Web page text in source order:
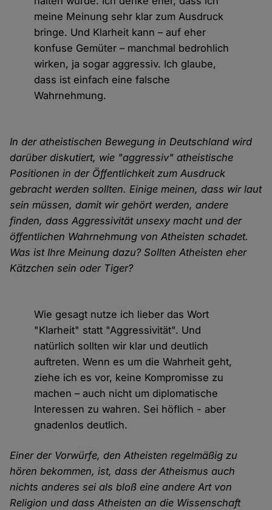
meine Meinung sehr klar zum Ausdruck
bringe. Und Klarheit kann – auf eher
konfuse Gemüter – manchmal bedrohlich
wirken, ja sogar aggressiv. Ich glaube,
dass ist einfach eine falsche
Wahrnehmung.
In der atheistischen Bewegung in Deutschland wird
darüber diskutiert, wie "aggressiv" atheistische
Positionen in der Öffentlichkeit zum Ausdruck
gebracht werden sollten. Einige meinen, dass wir laut
sein müssen, damit wir gehört werden, andere
finden, dass Aggressivität unsexy macht und der
öffentlichen Wahrnehmung von Atheisten schadet.
Was ist Ihre Meinung dazu? Sollten Atheisten eher
Kätzchen sein oder Tiger?
Wie gesagt nutze ich lieber das Wort
"Klarheit" statt "Aggressivität". Und
natürlich sollten wir klar und deutlich
auftreten. Wenn es um die Wahrheit geht,
ziehe ich es vor, keine Kompromisse zu
machen – auch nicht um diplomatische
Interessen zu wahren. Sei höflich - aber
gnadenlos deutlich.
Einer der Vorwürfe, den Atheisten regelmäßig zu
hören bekommen, ist, dass der Atheismus auch
nichts anderes sei als bloß eine andere Art von
Religion und dass Atheisten an die Wissenschaft